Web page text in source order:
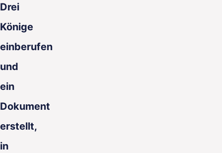
Drei
Könige
einberufen
und
ein
Dokument
erstellt,
in